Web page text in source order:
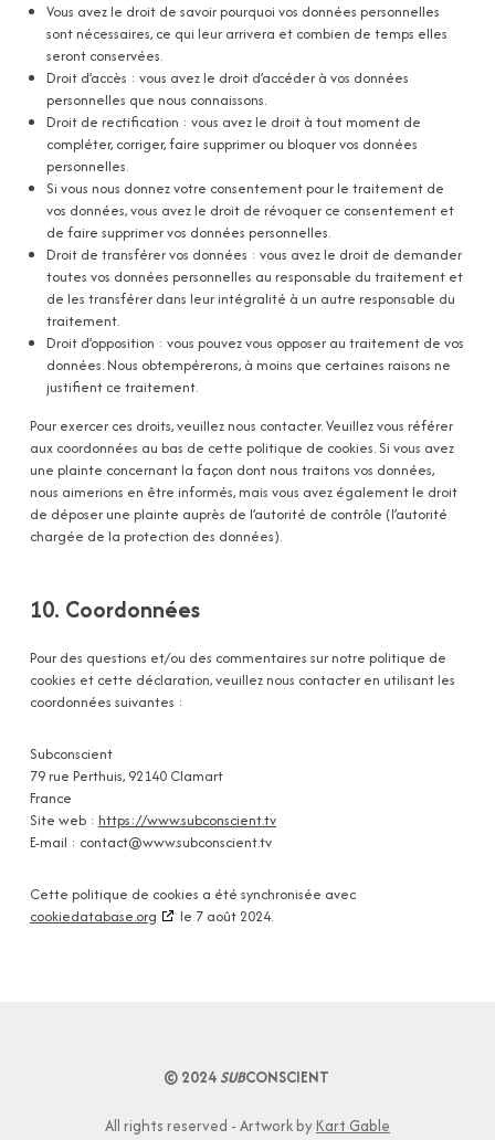
Vous avez le droit de savoir pourquoi vos données personnelles
sont nécessaires, ce qui leur arrivera et combien de temps elles
seront conservées.
Droit d’accès : vous avez le droit d’accéder à vos données
personnelles que nous connaissons.
Droit de rectification : vous avez le droit à tout moment de
compléter, corriger, faire supprimer ou bloquer vos données
personnelles.
Si vous nous donnez votre consentement pour le traitement de
vos données, vous avez le droit de révoquer ce consentement et
de faire supprimer vos données personnelles.
Droit de transférer vos données : vous avez le droit de demander
toutes vos données personnelles au responsable du traitement et
de les transférer dans leur intégralité à un autre responsable du
traitement.
Droit d’opposition : vous pouvez vous opposer au traitement de vos
données. Nous obtempérerons, à moins que certaines raisons ne
justifient ce traitement.
Pour exercer ces droits, veuillez nous contacter. Veuillez vous référer
aux coordonnées au bas de cette politique de cookies. Si vous avez
une plainte concernant la façon dont nous traitons vos données,
nous aimerions en être informés, mais vous avez également le droit
de déposer une plainte auprès de l’autorité de contrôle (l’autorité
chargée de la protection des données).
10. Coordonnées
Pour des questions et/ou des commentaires sur notre politique de
cookies et cette déclaration, veuillez nous contacter en utilisant les
coordonnées suivantes :
Subconscient
79 rue Perthuis, 92140 Clamart
France
Site web : https://www.subconscient.tv
E-mail : contact@www.subconscient.tv
Cette politique de cookies a été synchronisée avec
cookiedatabase.org
le 7 août 2024.
© 2024 SUBCONSCIENT
All rights reserved - Artwork by Kart Gable